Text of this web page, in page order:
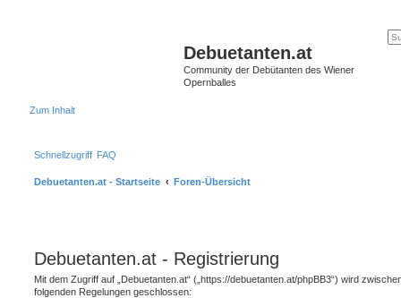
Debuetanten.at
Community der Debütanten des Wiener
Opernballes
Zum Inhalt
Schnellzugriff FAQ
Debuetanten.at - Startseite Foren-Übersicht
Debuetanten.at - Registrierung
Mit dem Zugriff auf „Debuetanten.at“ („https://debuetanten.at/phpBB3“) wird
folgenden Regelungen geschlossen: